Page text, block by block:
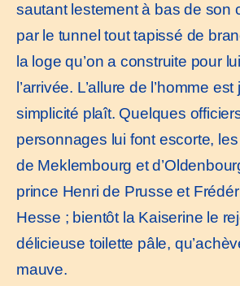
sautant lestement à bas de son
par le tunnel tout tapissé de
la loge qu’on a construite pour
l’arrivée. L’allure de l’homme
simplicité plaît. Quelques
personnages lui font escorte,
de Meklembourg et
prince Henri de Prusse et
Hesse ; bientôt la Kaiserine le
délicieuse toilette pâle,
mauve.